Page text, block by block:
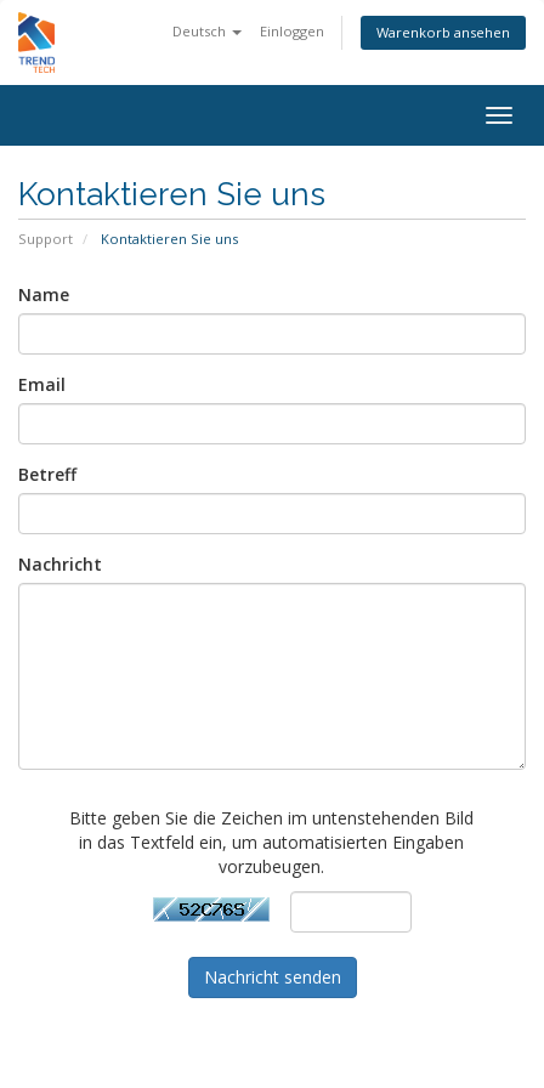
Deutsch Einloggen Warenkorb ansehen
ein-/
Kontaktieren Sie uns
Support Kontaktieren Sie uns
Name
Email
Betreff
Nachricht
Bitte geben Sie die Zeichen im untenstehenden Bild
in das Textfeld ein, um automatisierten Eingaben
vorzubeugen.
Nachricht senden